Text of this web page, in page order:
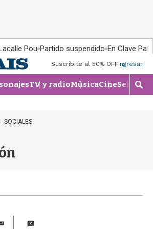
Pou Partido suspendido En Clave País
Suscribite al 50% OFFIngresar
TV y radioMúsicaCineSeries
M
o
SOCIALES
E